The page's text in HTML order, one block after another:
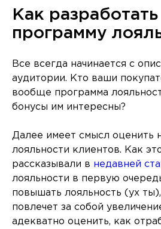
Как разработать
программу
Все всегда начинается с
аудитории. Кто ваши
вообще программа
бонусы им интересны?
Далее имеет смысл оценить
лояльности клиентов. Как
рассказывали в недавней
лояльности в первую
повышать лояльность (ух
повлечет за собой
адекватно оценить, как